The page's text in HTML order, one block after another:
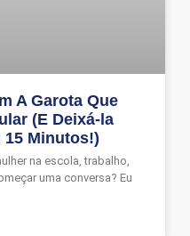
A Garota Que
(E Deixá-la
15 Minutos!)
na escola, trabalho,
uma conversa? Eu